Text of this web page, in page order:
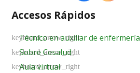
Accesos Rápidos
Técnico en auxiliar de enfermería
Sobre Cesalud
Aula virtual